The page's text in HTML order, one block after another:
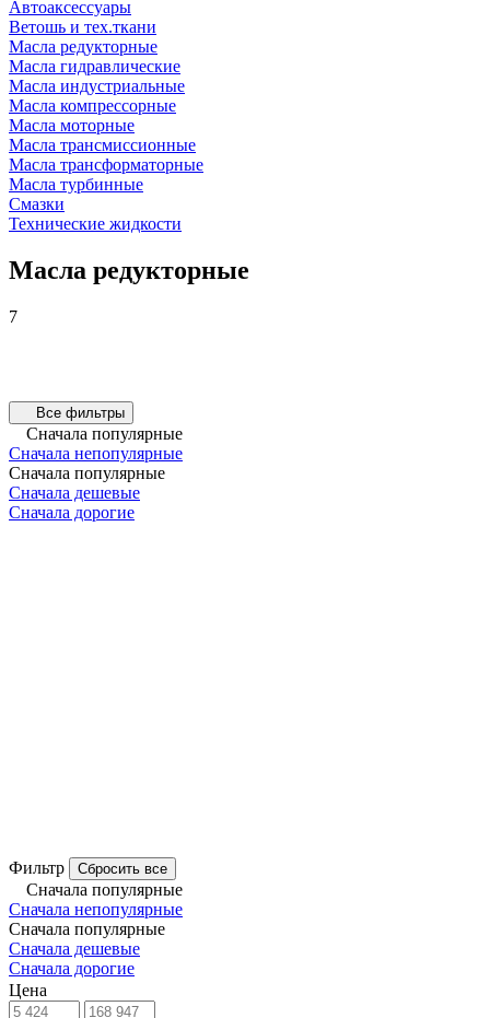
Автоаксессуары
Ветошь и тех.ткани
Масла редукторные
Масла гидравлические
Масла индустриальные
Масла компрессорные
Масла моторные
Масла трансмиссионные
Масла трансформаторные
Масла турбинные
Смазки
Технические жидкости
Масла редукторные
7
Все фильтры
Сначала популярные
Сначала непопулярные
Сначала популярные
Сначала дешевые
Сначала дорогие
Фильтр Сбросить все
Сначала популярные
Сначала непопулярные
Сначала популярные
Сначала дешевые
Сначала дорогие
Цена